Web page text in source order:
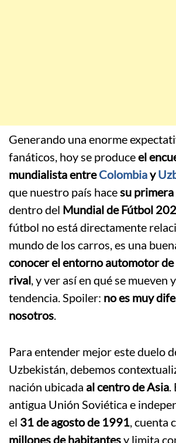
Generando una enorme
fanáticos, hoy se produceel
mundialista entreColombiay
que nuestro país hacesu
dentro del Mundial de Fútbol
fútbol no está directamente
mundo de los carros, es una
conocer el entorno automotor
rival, y ver así en qué se mueven
tendencia. Spoiler: no es muy
nosotros.
Para entender mejor este duelo
Uzbekistán, debemos
nación ubicada al centro de Asia.
antigua Unión Soviética e
el 31 de agosto de 1991, cuenta
millones de habitantesy limita